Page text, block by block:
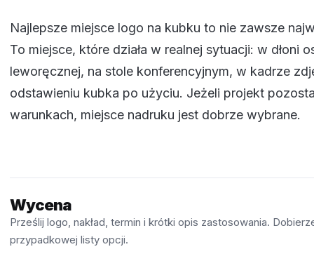
Wycena
Prześlij logo, nakład, termin i krótki opis zastosowania.
przypadkowej listy opcji.
Najlepsze miejsce logo na kubku to nie zawsze
To miejsce, które działa w realnej sytuacji: w dłoni
leworęcznej, na stole konferencyjnym, w kadrze
odstawieniu kubka po użyciu. Jeżeli projekt
warunkach, miejsce nadruku jest dobrze wybrane.